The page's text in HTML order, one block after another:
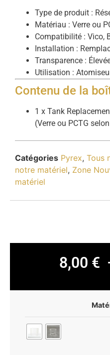
Type de produit :
Matériau : Verre ou
Compatibilité : Vico,
Installation :
Transparence :
Utilisation :
Contenu de la
1 x Tank
(Verre ou PCTG
Catégories Pyrex, Tous
notre matériel, Zone
matériel
8,00 €